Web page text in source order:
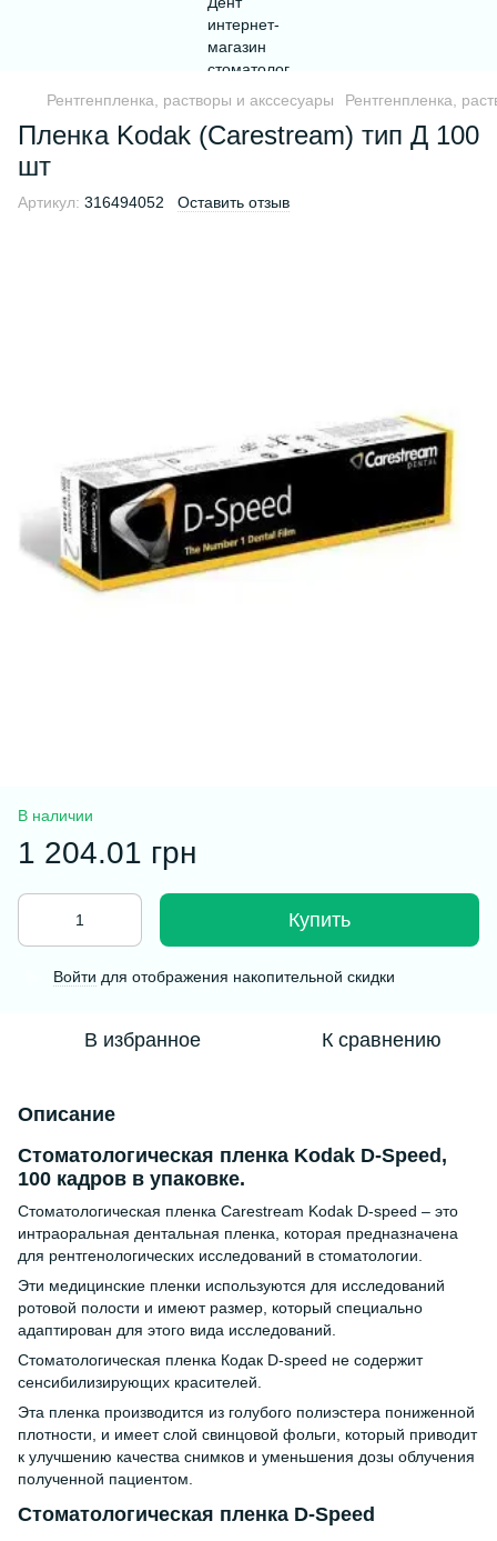
Рентгенпленка, растворы и акссесуары Рентгенпленка,
Пленка Kodak (Carestream) тип Д 100
шт
Артикул: 316494052 Оставить отзыв
В наличии
1 204.01 грн
Купить
Войти для отображения накопительной скидки
В избранное К сравнению
Описание
Стоматологическая пленка Kodak D-Speed,
100 кадров в упаковке.
Стоматологическая пленка Carestream Kodak D-speed – это
интраоральная дентальная пленка, которая предназначена
для рентгенологических исследований в стоматологии.
Эти медицинские пленки используются для исследований
ротовой полости и имеют размер, который специально
адаптирован для этого вида исследований.
Стоматологическая пленка Кодак D-speed не содержит
сенсибилизирующих красителей.
Эта пленка производится из голубого полиэстера пониженной
плотности, и имеет слой свинцовой фольги, который приводит
к улучшению качества снимков и уменьшения дозы облучения
полученной пациентом.
Стоматологическая пленка D-Speed